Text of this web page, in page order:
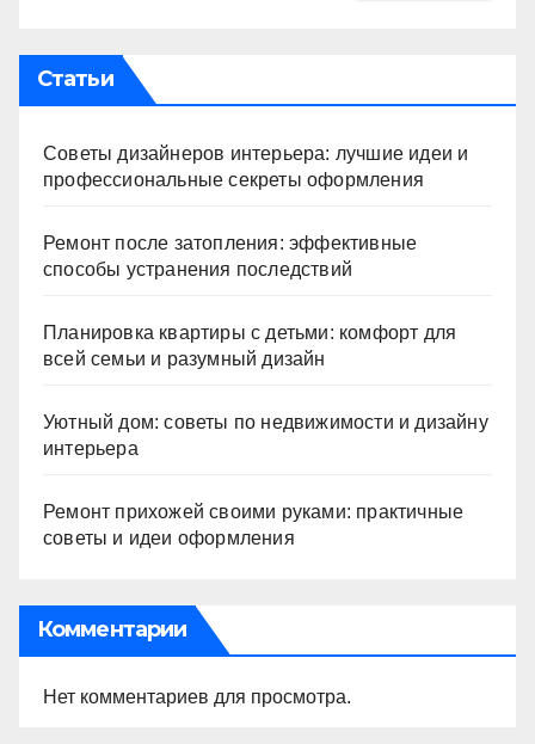
Статьи
Советы дизайнеров интерьера: лучшие идеи и
профессиональные секреты оформления
Ремонт после затопления: эффективные
способы устранения последствий
Планировка квартиры с детьми: комфорт для
всей семьи и разумный дизайн
Уютный дом: советы по недвижимости и дизайну
интерьера
Ремонт прихожей своими руками: практичные
советы и идеи оформления
Комментарии
Нет комментариев для просмотра.